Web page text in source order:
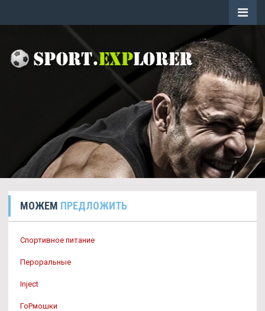
МОЖЕМ ПРЕДЛОЖИТЬ
Спортивное питание
Пероральные
Inject
ГоРмошки